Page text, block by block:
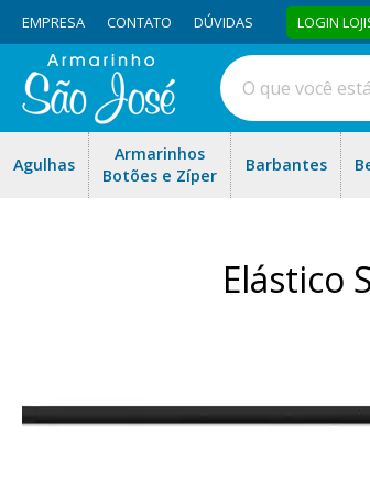
EMPRESA CONTATO DÚVIDAS LOGIN
Agulhas
Armarinhos
Botões e Zíper
Barbantes
Elástico